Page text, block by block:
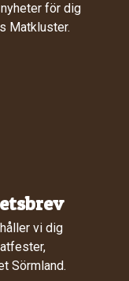
för dig
Matkluster.
vi dig
Sörmland.